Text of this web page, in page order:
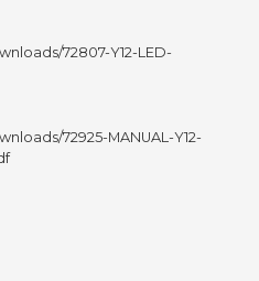
72807-Y12-LED-
72925-MANUAL-Y12-